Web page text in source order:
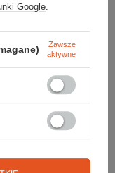
Google
Zawsze
aktywne